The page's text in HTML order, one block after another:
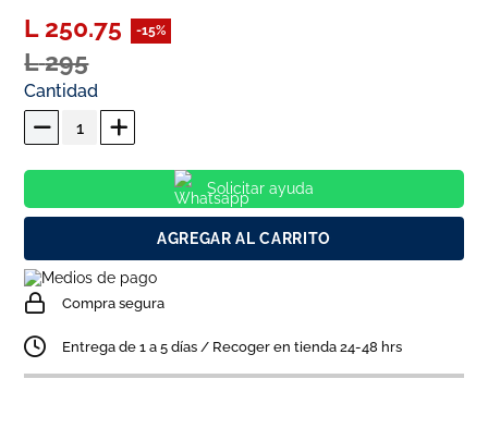
L 250.75 -15%
L 295
Cantidad
Solicitar ayuda
AGREGAR AL CARRITO
Compra segura
Entrega de 1 a 5 días / Recoger en tienda 24-48 hrs